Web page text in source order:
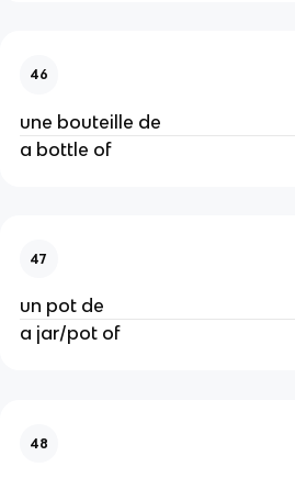
46
une bouteille de
a bottle of
47
un pot de
a jar/pot of
48